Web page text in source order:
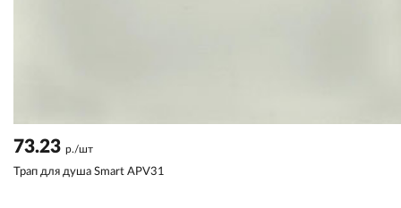
73.23 р./шт
Трап для душа Smart APV31